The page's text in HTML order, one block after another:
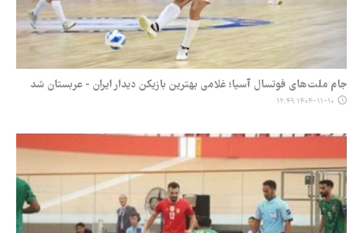
جام ملت‌های فوتسال آسیا؛ غلامی بهترین بازیکن دیدار ایران - عربستان شد
۱۴۰۴-۱۱-۱۰ ۱۲:۴۹